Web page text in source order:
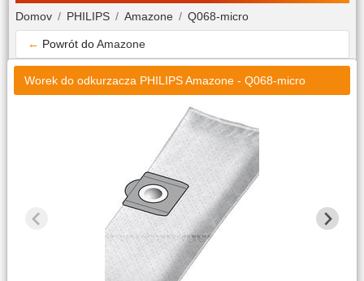
Domov PHILIPS Amazone Q068-micro
← Powrót doAmazone
Worek do odkurzacza PHILIPS Amazone - Q068-micro